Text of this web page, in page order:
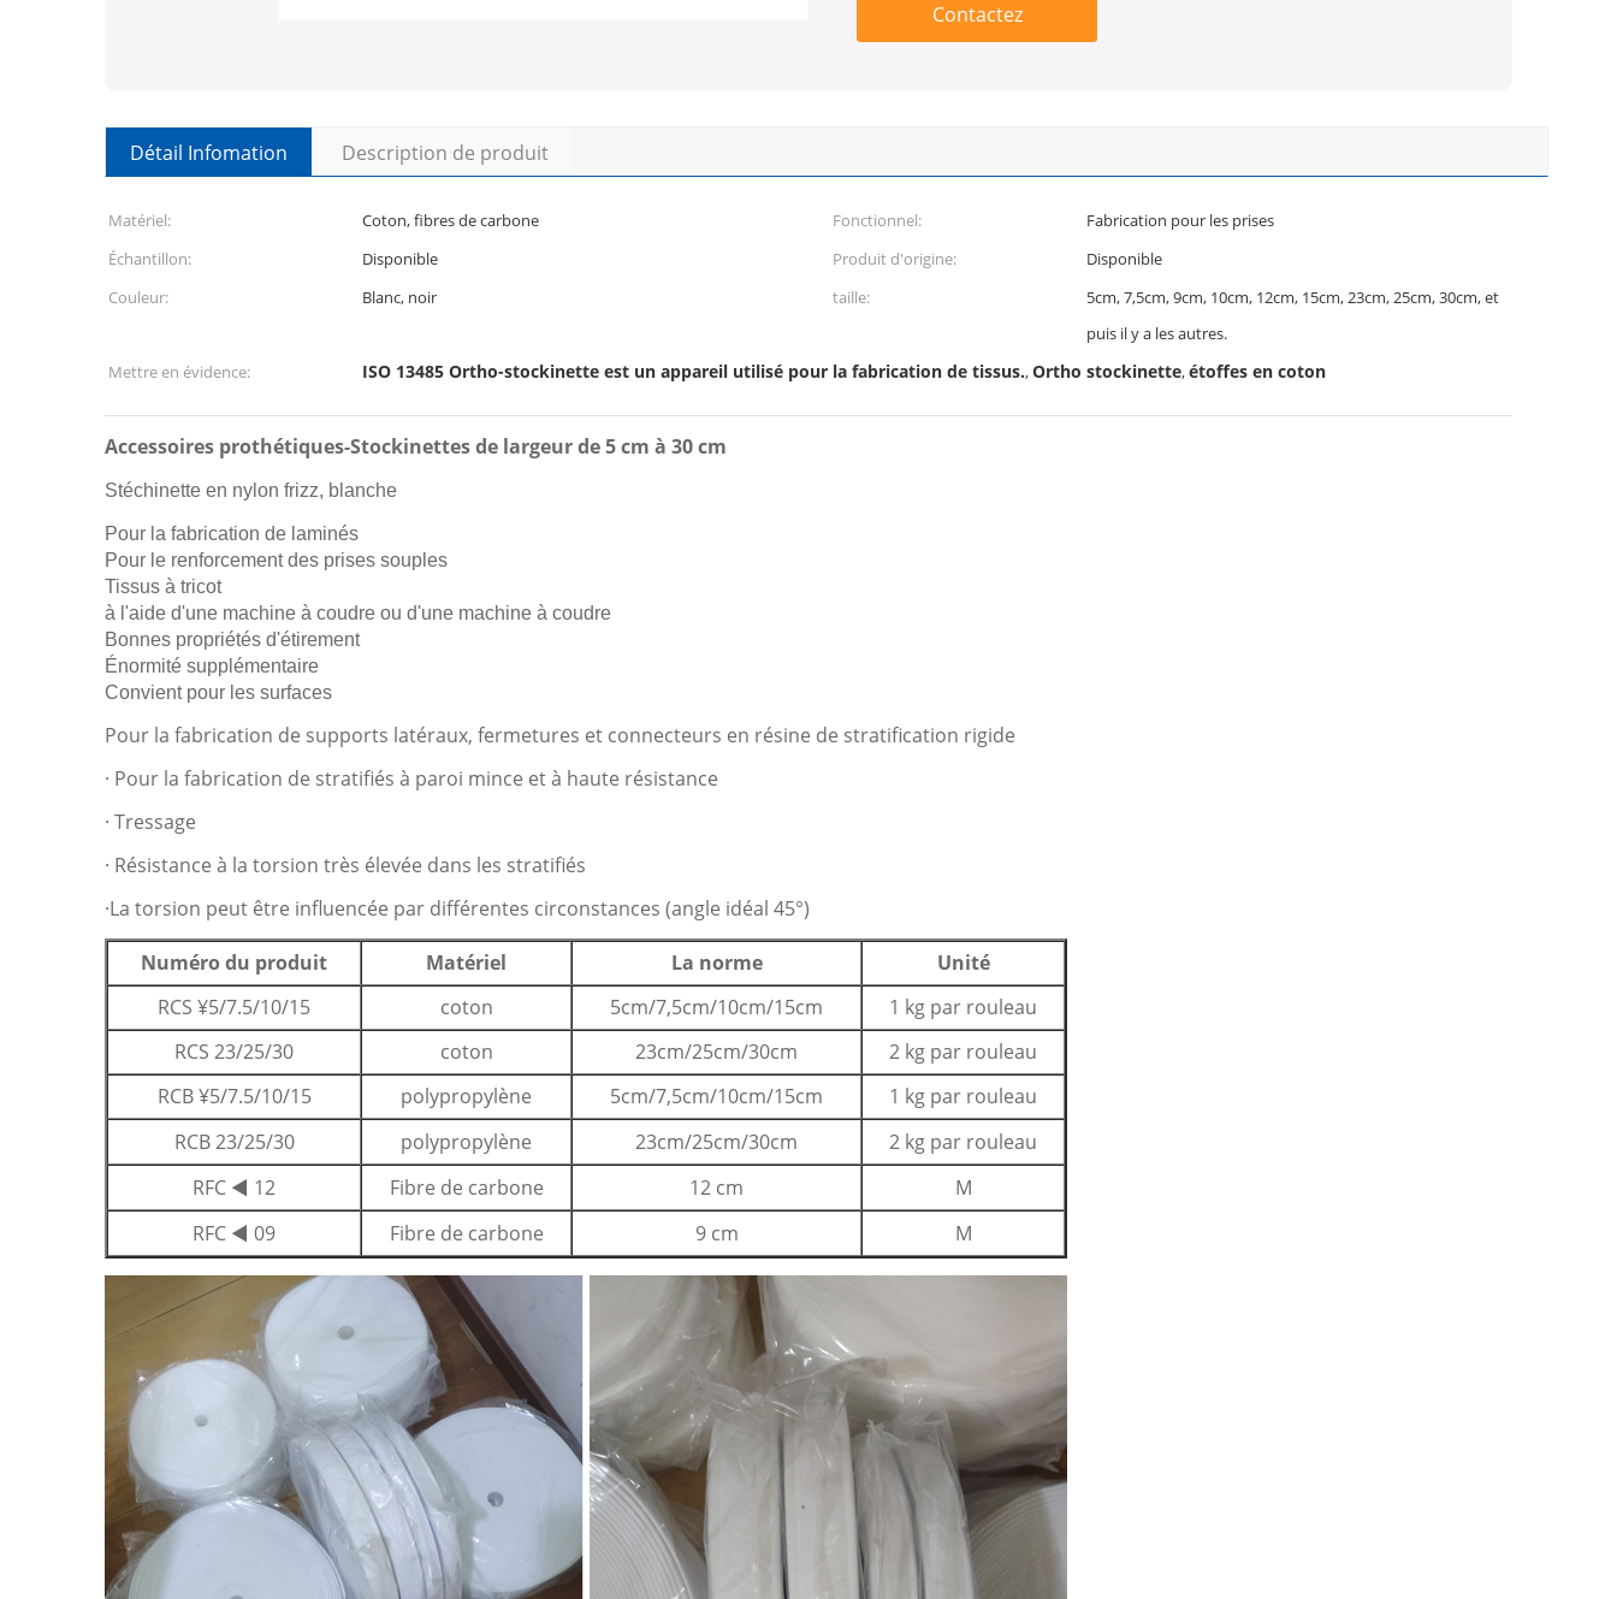
Contactez
Détail Infomation Description de produit
Matériel: Coton, fibres de carbone Fonctionnel:
Fabrication pour les prises
Échantillon:
Disponible Produit d'origine:
Disponible
Couleur:
Blanc, noir taille:
5cm, 7,5cm, 9cm, 10cm, 12cm, 15cm, 23cm, 25cm, 30cm, et
puis il y a les autres.
Mettre en évidence:
ISO 13485 Ortho-stockinette est un appareil utilisé pour la fabrication de tissus.,Ortho stockinette,étoffes en coton
Accessoires prothétiques-Stockinettes de largeur de 5 cm à 30 cm
Stéchinette en nylon frizz, blanche
Pour la fabrication de laminés
Pour le renforcement des prises souples
Tissus à tricot
à l'aide d'une machine à coudre ou d'une machine à coudre
Bonnes propriétés d'étirement
Énormité supplémentaire
Convient pour les surfaces
Pour la fabrication de supports latéraux, fermetures et connecteurs en résine de stratification rigide
· Pour la fabrication de stratifiés à paroi mince et à haute résistance
· Tressage
· Résistance à la torsion très élevée dans les stratifiés
·La torsion peut être influencée par différentes circonstances (angle idéal 45°)
Numéro du produit Matériel La norme
Unité
RCS ¥5/7.5/10/15
coton 5cm/7,5cm/10cm/15cm
1 kg par rouleau
RCS 23/25/30
coton 23cm/25cm/30cm
2 kg par rouleau
RCB ¥5/7.5/10/15
polypropylène 5cm/7,5cm/10cm/15cm
1 kg par rouleau
RCB 23/25/30
polypropylène 23cm/25cm/30cm
2 kg par rouleau
RFC ◄ 12
Fibre de carbone 12 cm
M
RFC ◄ 09
Fibre de carbone 9 cm M